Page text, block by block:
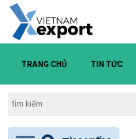
TRANG CHỦ TIN TỨC